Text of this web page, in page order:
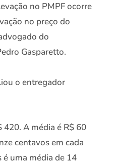
no PMPF ocorre
no preço do
do
Gasparetto.
o entregador
420. A média é R$ 60
centavos em cada
uma média de 14